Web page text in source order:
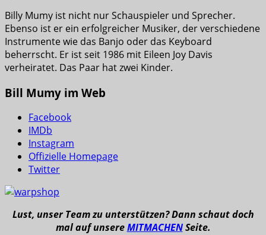
Billy Mumy ist nicht nur Schauspieler und Sprecher.
Ebenso ist er ein erfolgreicher Musiker, der verschiedene
Instrumente wie das Banjo oder das Keyboard
beherrscht. Er ist seit 1986 mit Eileen Joy Davis
verheiratet. Das Paar hat zwei Kinder.
Bill Mumy im Web
Facebook
IMDb
Instagram
Offizielle Homepage
Twitter
Lust, unser Team zu unterstützen? Dann schaut doch
mal auf unsereMITMACHENSeite.